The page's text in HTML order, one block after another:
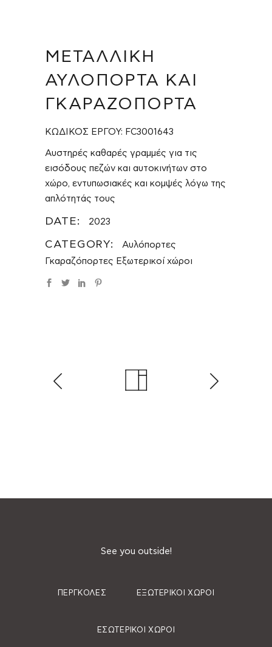
ΜΕΤΑΛΛΙΚΉ
ΑΥΛΌΠΟΡΤΑ ΚΑΙ
ΓΚΑΡΑΖΌΠΟΡΤΑ
ΚΩΔΙΚΟΣ ΕΡΓΟΥ: FC3001643
Αυστηρές καθαρές γραμμές για τις
εισόδους πεζών και αυτοκινήτων στο
χώρο, εντυπωσιακές και κομψές λόγω της
απλότητάς τους
DATE: 2023
CATEGORY:
Αυλόπορτες
Γκαραζόπορτες Εξωτερικοί χώροι
See you outside!
ΠΈΡΓΚΟΛΕΣ ΕΞΩΤΕΡΙΚΟΊ ΧΏΡΟΙ
ΕΣΩΤΕΡΙΚΟΊ ΧΏΡΟΙ